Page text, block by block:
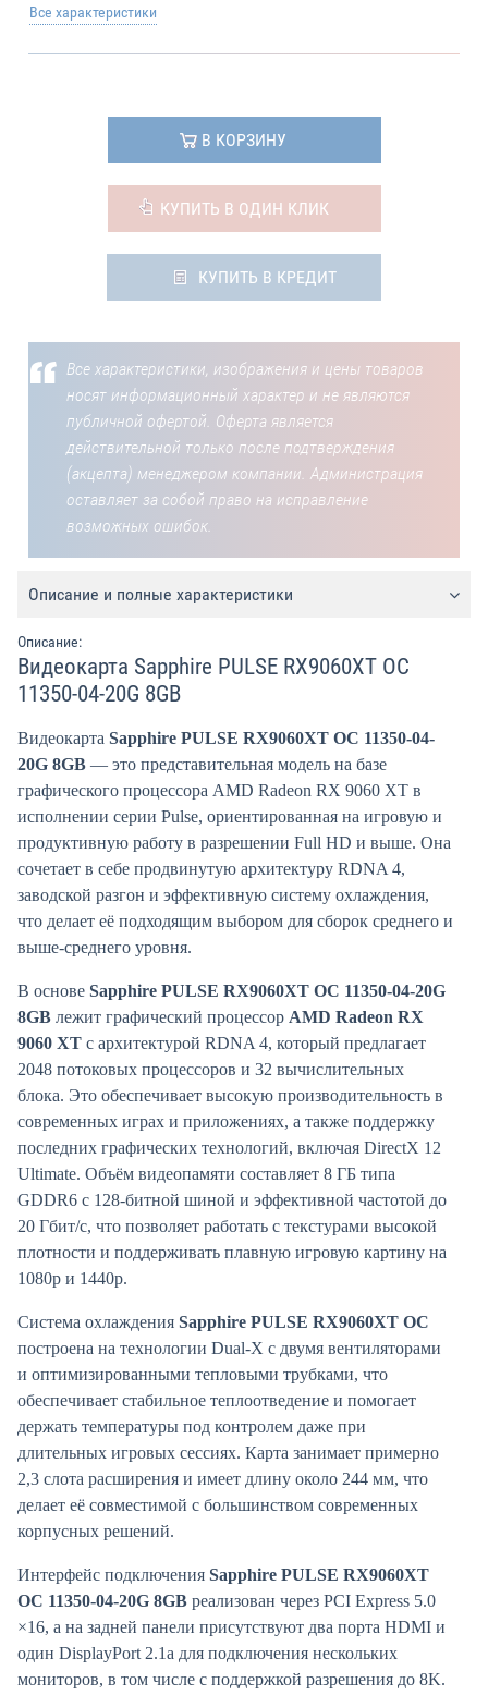
Все характеристики
В КОРЗИНУ
КУПИТЬ В ОДИН КЛИК
КУПИТЬ В КРЕДИТ
Все характеристики, изображения и цены товаров
носят информационный характер и не являются
публичной офертой. Оферта является
действительной только после подтверждения
(акцепта) менеджером компании. Администрация
оставляет за собой право на исправление
возможных ошибок.
Описание и полные характеристики
Описание:
Видеокарта Sapphire PULSE RX9060XT OC
11350-04-20G 8GB
Видеокарта Sapphire PULSE RX9060XT OC 11350-04-
20G 8GB — это представительная модель на базе
графического процессора AMD Radeon RX 9060 XT в
исполнении серии Pulse, ориентированная на игровую и
продуктивную работу в разрешении Full HD и выше. Она
сочетает в себе продвинутую архитектуру RDNA 4,
заводской разгон и эффективную систему охлаждения,
что делает её подходящим выбором для сборок среднего и
выше-среднего уровня.
В основе Sapphire PULSE RX9060XT OC 11350-04-20G
8GB лежит графический процессор AMD Radeon RX
9060 XT с архитектурой RDNA 4, который предлагает
2048 потоковых процессоров и 32 вычислительных
блока. Это обеспечивает высокую производительность в
современных играх и приложениях, а также поддержку
последних графических технологий, включая DirectX 12
Ultimate. Объём видеопамяти составляет 8 ГБ типа
GDDR6 с 128-битной шиной и эффективной частотой до
20 Гбит/с, что позволяет работать с текстурами высокой
плотности и поддерживать плавную игровую картину на
1080p и 1440p.
Система охлаждения Sapphire PULSE RX9060XT OC
построена на технологии Dual-X с двумя вентиляторами
и оптимизированными тепловыми трубками, что
обеспечивает стабильное теплоотведение и помогает
держать температуры под контролем даже при
длительных игровых сессиях. Карта занимает примерно
2,3 слота расширения и имеет длину около 244 мм, что
делает её совместимой с большинством современных
корпусных решений.
Интерфейс подключения Sapphire PULSE RX9060XT
OC 11350-04-20G 8GB реализован через PCI Express 5.0
×16, а на задней панели присутствуют два порта HDMI и
один DisplayPort 2.1a для подключения нескольких
мониторов, в том числе с поддержкой разрешения до 8K.